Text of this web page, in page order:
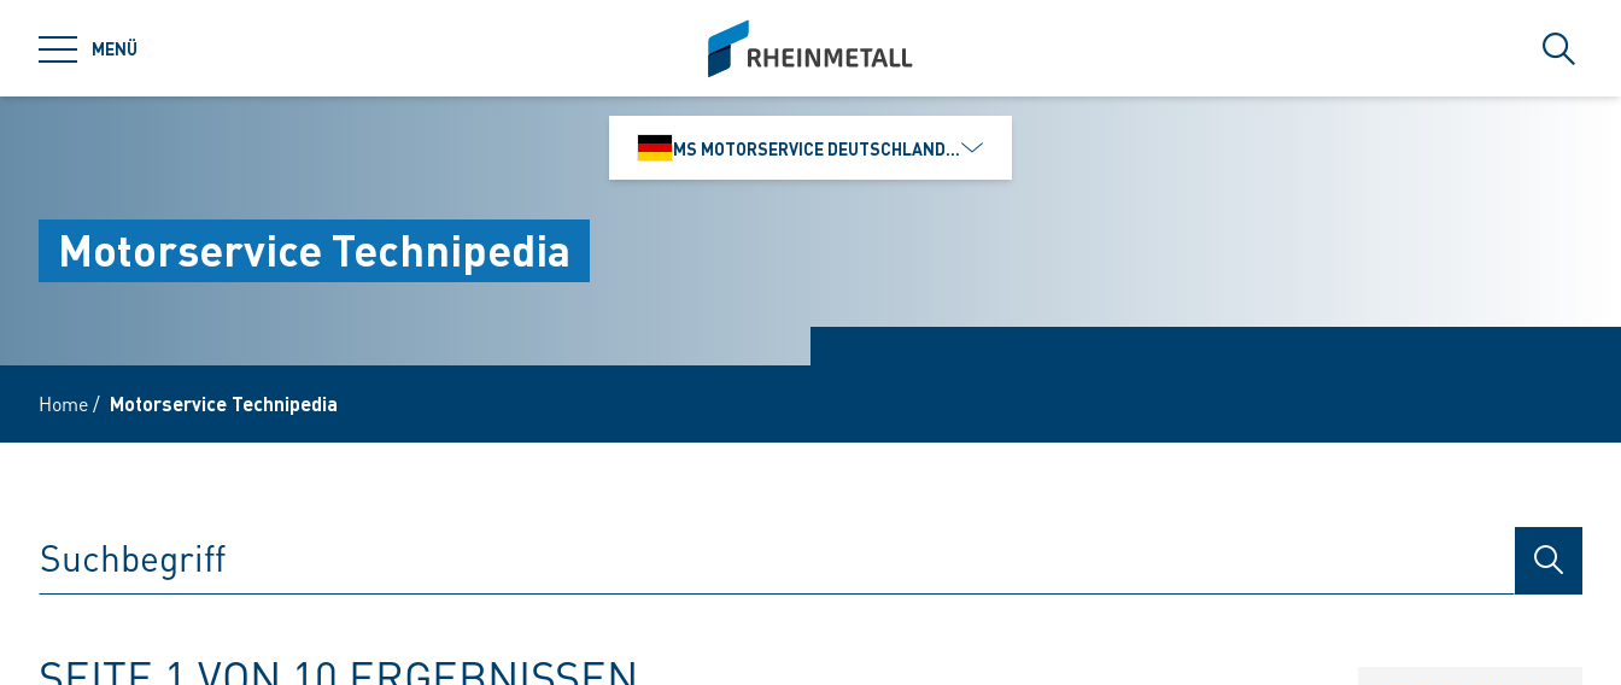
MENÜ
siteLogo
Suche
MS MOTORSERVICE DEUTSCHLAND GMBH
Motorservice Technipedia
Home/ Motorservice Technipedia
SUCHE